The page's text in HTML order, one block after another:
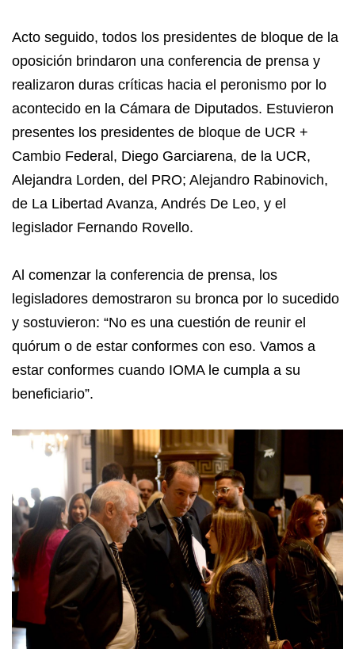
Acto seguido, todos los presidentes de bloque de la
oposición brindaron una conferencia de prensa y
realizaron duras críticas hacia el peronismo por lo
acontecido en la Cámara de Diputados. Estuvieron
presentes los presidentes de bloque de UCR +
Cambio Federal, Diego Garciarena, de la UCR,
Alejandra Lorden, del PRO; Alejandro Rabinovich,
de La Libertad Avanza, Andrés De Leo, y el
legislador Fernando Rovello.
Al comenzar la conferencia de prensa, los
legisladores demostraron su bronca por lo sucedido
y sostuvieron: “No es una cuestión de reunir el
quórum o de estar conformes con eso. Vamos a
estar conformes cuando IOMA le cumpla a su
beneficiario”.